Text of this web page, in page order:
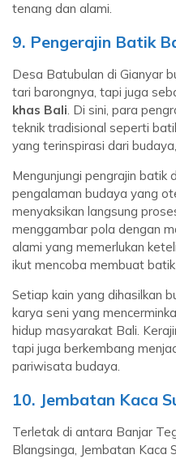
tenang dan alami.
9. Pengerajin Batik
Desa Batubulan di Gianyar
tari barongnya, tapi juga
khas Bali. Di sini, para
teknik tradisional seperti
yang terinspirasi dari
Mengunjungi pengrajin batik
pengalaman budaya yang
menyaksikan langsung
menggambar pola dengan
alami yang memerlukan
ikut mencoba membuat batik
Setiap kain yang dihasilkan
karya seni yang
hidup masyarakat Bali.
tapi juga berkembang
pariwisata budaya.
10. Jembatan Kaca
Terletak di antara Banjar
Blangsinga, Jembatan Kaca